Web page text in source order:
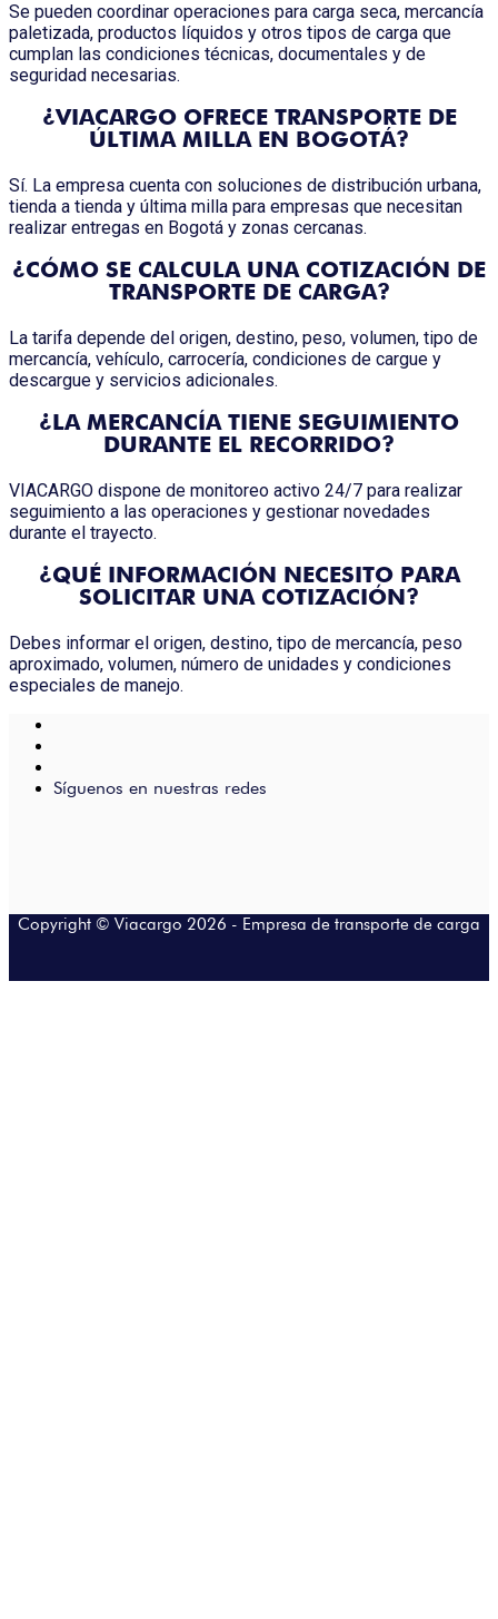
Se pueden coordinar operaciones para carga seca, mercancía
paletizada, productos líquidos y otros tipos de carga que
cumplan las condiciones técnicas, documentales y de
seguridad necesarias.
¿VIACARGO OFRECE TRANSPORTE DE
ÚLTIMA MILLA EN BOGOTÁ?
Sí. La empresa cuenta con soluciones de distribución urbana,
tienda a tienda y última milla para empresas que necesitan
realizar entregas en Bogotá y zonas cercanas.
¿CÓMO SE CALCULA UNA COTIZACIÓN DE
TRANSPORTE DE CARGA?
La tarifa depende del origen, destino, peso, volumen, tipo de
mercancía, vehículo, carrocería, condiciones de cargue y
descargue y servicios adicionales.
¿LA MERCANCÍA TIENE SEGUIMIENTO
DURANTE EL RECORRIDO?
VIACARGO dispone de monitoreo activo 24/7 para realizar
seguimiento a las operaciones y gestionar novedades
durante el trayecto.
¿QUÉ INFORMACIÓN NECESITO PARA
SOLICITAR UNA COTIZACIÓN?
Debes informar el origen, destino, tipo de mercancía, peso
aproximado, volumen, número de unidades y condiciones
especiales de manejo.
Síguenos en nuestras redes
Copyright © Viacargo 2026 - Empresa de transporte de carga